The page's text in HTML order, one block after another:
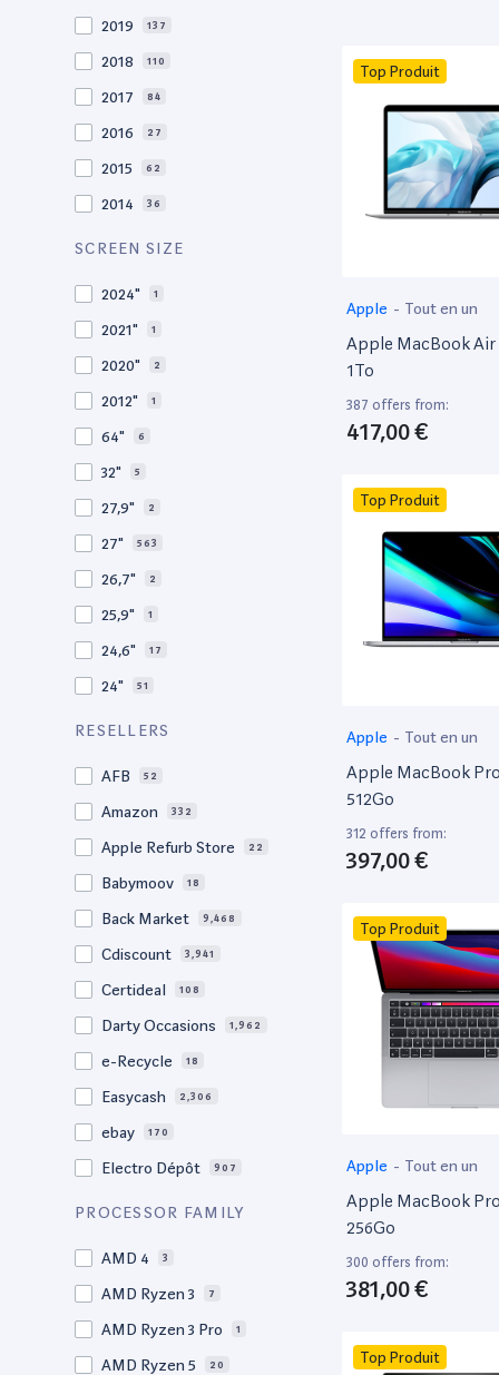
2019 137
2018 110
2017 84
2016 27
2015 62
2014 36
2013
SCREEN SIZE
2024" 1
2021" 1
2020" 2
2012" 1
64" 6
32" 5
27,9" 2
27" 563
26,7" 2
25,9" 1
24,6" 17
24" 51
21,5"
15.5" 1
15,4"
15.4" 70
15.3" 2
15" 206
RESELLERS
AFB 52
Amazon 332
Apple Refurb Store 22
Babymoov 18
Back Market 9,468
Cdiscount 3,941
Certideal 108
Darty Occasions 1,962
e-Recycle 18
Easycash 2,306
ebay 170
Electro Dépôt 907
Factorefurb
PROCESSOR FAMILY
AMD 4 3
AMD Ryzen 3 7
AMD Ryzen 3 Pro 1
AMD Ryzen 5 20
Top Produit
Apple - Tout en un
Apple MacBook Air
1To
387 offers from:
417,00 €
Top Produit
Apple - Tout en un
Apple MacBook Pro
512Go
312 offers from:
397,00 €
Top Produit
Apple - Tout en un
Apple MacBook Pro
256Go
300 offers from:
381,00 €
Top Produit